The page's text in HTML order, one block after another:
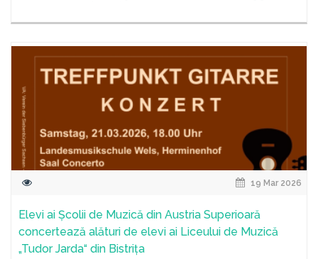
19 Mar 2026
Elevi ai Școlii de Muzică din Austria Superioară
concertează alături de elevi ai Liceului de Muzică
„Tudor Jarda“ din Bistrița